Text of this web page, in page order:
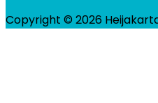
Copyright © 2026